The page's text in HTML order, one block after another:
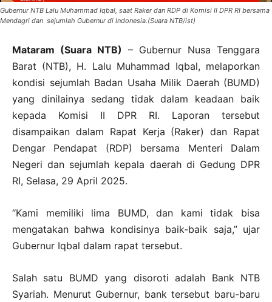
Gubernur NTB Lalu Muhammad Iqbal, saat Raker dan RDP di Komisi II DPR RI bersama
Mendagri dan sejumlah Gubernur di Indonesia.(Suara NTB/ist)
Mataram (Suara NTB) – Gubernur Nusa Tenggara
Barat (NTB), H. Lalu Muhammad Iqbal, melaporkan
kondisi sejumlah Badan Usaha Milik Daerah (BUMD)
yang dinilainya sedang tidak dalam keadaan baik
kepada Komisi II DPR RI. Laporan tersebut
disampaikan dalam Rapat Kerja (Raker) dan Rapat
Dengar Pendapat (RDP) bersama Menteri Dalam
Negeri dan sejumlah kepala daerah di Gedung DPR
RI, Selasa, 29 April 2025.
“Kami memiliki lima BUMD, dan kami tidak bisa
mengatakan bahwa kondisinya baik-baik saja,” ujar
Gubernur Iqbal dalam rapat tersebut.
Salah satu BUMD yang disoroti adalah Bank NTB
Syariah. Menurut Gubernur, bank tersebut baru-baru